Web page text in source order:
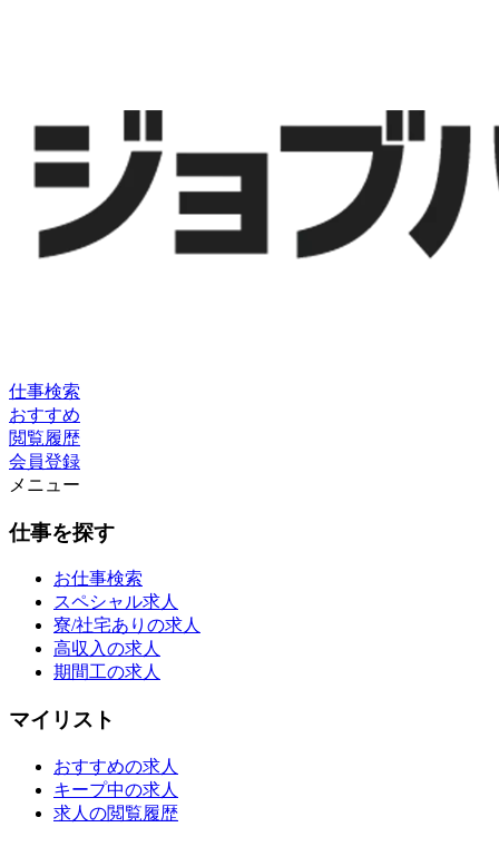
仕事検索
おすすめ
閲覧履歴
会員登録
メニュー
仕事を探す
お仕事検索
スペシャル求人
寮/社宅ありの求人
高収入の求人
期間工の求人
マイリスト
おすすめの求人
キープ中の求人
求人の閲覧履歴